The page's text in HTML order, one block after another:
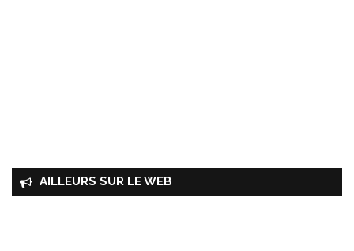
AILLEURS SUR LE WEB